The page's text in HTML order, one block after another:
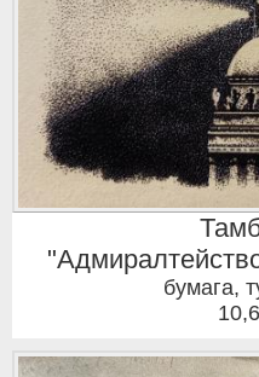
бумага,